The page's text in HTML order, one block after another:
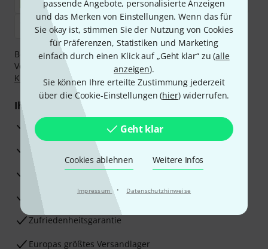
passende Angebote, personalisierte Anzeigen
und das Merken von Einstellungen. Wenn das für
Sie okay ist, stimmen Sie der Nutzung von Cookies
für Präferenzen, Statistiken und Marketing
einfach durch einen Klick auf „Geht klar“ zu (alle
anzeigen).
Sie können Ihre erteilte Zustimmung jederzeit
über die Cookie-Einstellungen (hier) widerrufen.
Geht klar
Cookies ablehnen Weitere Infos
Impressum · Datenschutzhinweise
Bezahlen Sie vertraulich und sicher per Nachnahme,
Vorkasse, PayPal, Amazon Pay,Klarna Sofort bezahlen
Klarna Ratenzahlungoder Kreditkarte.
Ihre Vorteile
3 Jahre Thomann Garantie
30 Tage Money-Back-Garantie
Reparaturservice
Beratung durch Fachexperten
Zufriedenheitsgarantie
Europas größtes Versandlager